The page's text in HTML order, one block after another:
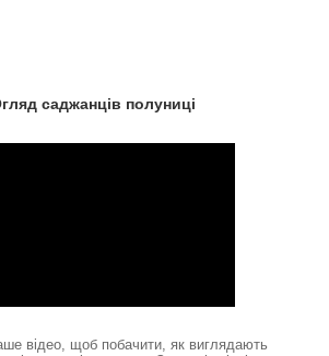
саджанців полуниці
відео, щоб побачити, як виглядають